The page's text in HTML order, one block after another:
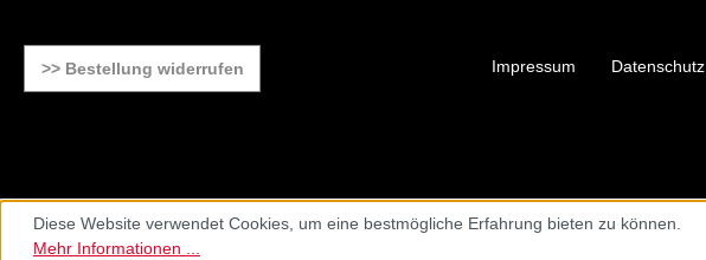
>> Bestellung widerrufen Impressum Datenschutz
Diese Website verwendet Cookies, um eine bestmögliche Erfahrung bieten zu können.
Mehr Informationen ...